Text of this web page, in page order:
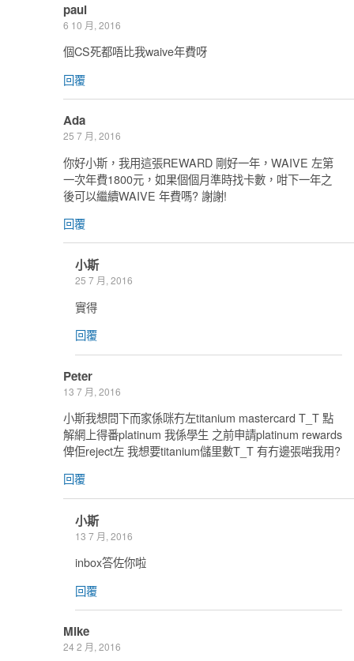
paul
6 10 月, 2016
個CS死都唔比我waive年費呀
回覆
Ada
25 7 月, 2016
你好小斯，我用這張REWARD 剛好一年，WAIVE 左第
一次年費1800元，如果個個月準時找卡數，咁下一年之
後可以繼續WAIVE 年費嗎? 謝謝!
回覆
小斯
25 7 月, 2016
實得
回覆
Peter
13 7 月, 2016
小斯我想問下而家係咪冇左titanium mastercard T_T 點
解網上得番platinum 我係學生 之前申請platinum rewards
俾佢reject左 我想要titanium儲里數T_T 有冇邊張啱我用?
回覆
小斯
13 7 月, 2016
inbox答佐你啦
回覆
Mike
24 2 月, 2016